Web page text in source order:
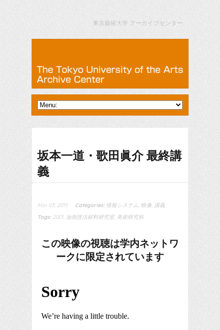
東京藝術大学 アーカイブセンター
坂本一道・歌田眞介 最終講
義
Mar 03, 2015 Categories: 情報システム 映像 講義
Tags: 2001, 油画技法材料研究室, 美術研究科
この映像の視聴は学内ネットワ
ークに限定されています